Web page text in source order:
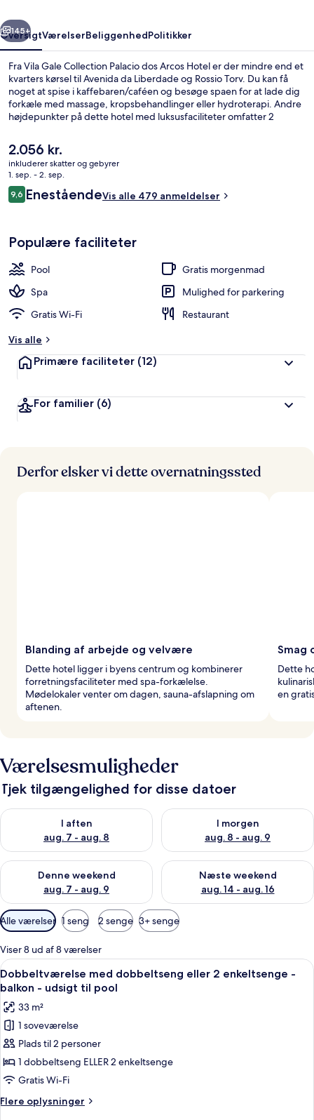
Hotel
Næste
145+
OversigtVærelserBeliggenhedPolitikker
Fra Vila Gale Collection Palacio dos Arcos Hotel er der mindre end et
kvarters kørsel til Avenida da Liberdade og Rossio Torv. Du kan få
noget at spise i kaffebaren/caféen og besøge spaen for at lade dig
forkæle med massage, kropsbehandlinger eller hydroterapi. Andre
højdepunkter på dette hotel med luksusfaciliteter omfatter 2
vilde med stedets hjælpsomme personale.
Den
nuværende
pris
er
2.056 kr.
2.056 kr.
inkluderer skatter og gebyrer
1. sep. - 2. sep.
Anmeldelser
9,69,6 ud af 10.
EneståendeVis alle 479 anmeldelser
Populære faciliteter
Pool
Gratis morgenmad
Spa
Mulighed for parkering
Gratis Wi-Fi
Restaurant
Vis alle
Primære faciliteter (12)
For familier (6)
Derfor elsker vi dette overnatningssted
Blanding af arbejde og velvære
Dette hotel ligger i byens centrum og kombinerer
forretningsfaciliteter med spa-forkælelse.
Mødelokaler venter om dagen, sauna-afslapning om
aftenen.
Smag
Dette
en
Værelsesmuligheder
Tjek tilgængelighed for disse datoer
I aften
aug. 7 - aug. 8
Tjek tilgængelighed for i aften aug. 7 - aug. 8
I morgen
aug. 8 - aug. 9
Tjek tilgængelighed for i
Denne weekend
aug. 7 - aug. 9
Tjek tilgængelighed for denne weekend aug. 7 - aug. 9
Næste weekend
aug. 14 - aug. 16
Tjek tilgængelighed for næste
Tilgængelige
filtre
for
værelser
Alle værelser 1 seng 2 senge 3+ senge
Viser 8 ud af 8 værelser
Indlæs
alle
billeder
af
Dobbeltværelse
med
dobbeltseng
eller
2
enkeltsenge
En balkon med fletmøbler, et
24
Dobbeltværelse med dobbeltseng eller 2 enkeltsenge -
balkon - udsigt til pool
33 m²
1 soveværelse
Plads til 2 personer
1 dobbeltseng ELLER 2 enkeltsenge
Gratis Wi-Fi
Flere oplysninger
Flere